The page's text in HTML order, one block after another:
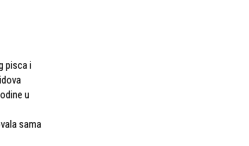
pisca i
u
sama